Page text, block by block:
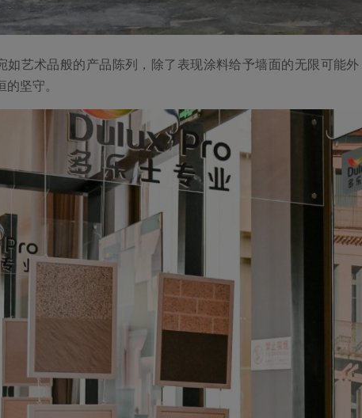
艺术品般的产品陈列，除了表现涂料给予墙面的无限可能
坚守。